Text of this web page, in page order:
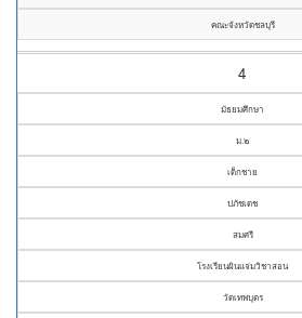
คณะจังหวัดชลบุรี
4
มัธยมศึกษา
ม.๒
เด็กชาย
ปภัชเดช
สมศรี
โรงเรียนผินแจ่มวิชาสอน
วัดเทพบุตร